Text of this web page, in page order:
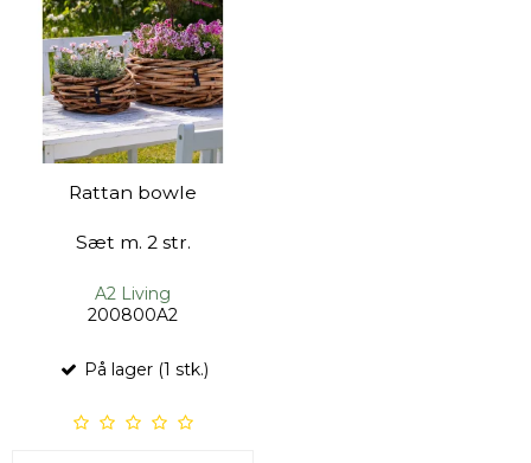
Rattan bowle
Sæt m. 2 str.
A2 Living
200800A2
På lager (1 stk.)